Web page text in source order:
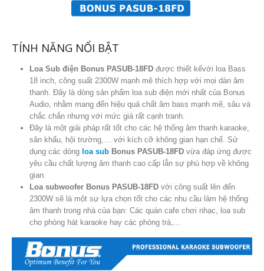
TÍNH NĂNG NỔI BẬT
Loa Sub điện Bonus PASUB-18FDđược thiết kếvới loa Bass
18 inch, công suất 2300W mạnh mẽ thích hợp với mọi dàn âm
thanh. Đây là dòng sản phẩm loa sub điện mới nhất của Bonus
Audio, nhằm mang đến hiệu quả chất âm bass mạnh mẽ, sâu và
chắc chắn nhưng với mức giá rất cạnh tranh.
Đây là một giải pháp rất tốt cho các hệ thống âm thanh karaoke,
sân khấu, hội trường,… với kích cỡ không gian hạn chế. Sử
dụng các dòng loa subBonus PASUB-18FDvừa đáp ứng được
yêu cầu chất lượng âm thanh cao cấp lẫn sự phù hợp về không
gian.
Loa subwoofer Bonus PASUB-18FDvới công suất lên đến
2300W sẽ là một sự lựa chọn tốt cho các nhu cầu làm hệ thống
âm thanh trong nhà của bạn: Các quán cafe chơi nhạc, loa sub
cho phòng hát karaoke hay các phòng trà,…